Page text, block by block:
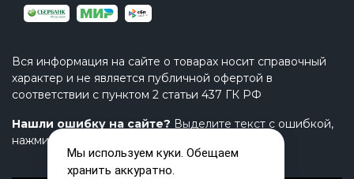
ПРОИЗВОДСТВО ПОД ЗАКАЗ
Компания ТаймТриал может изготовить
надувной сценический герметичный навес
«Ракушка Триколор» под ваши задачи.
Возможны изменение габаритов, цветового
решения, формы, расположения креплений,
декоративных элементов и брендирования.
Вся информация на сайте о товарах носит справочный
характер и не является публичной офертой в
соответствии с пунктом 2 статьи 437 ГК РФ
Нашли ошибку на сайте? Выделите текст с ошибкой,
нажмите Ctrl+Enter и напишите нам.
Мы используем куки. Обещаем
хранить аккуратно.